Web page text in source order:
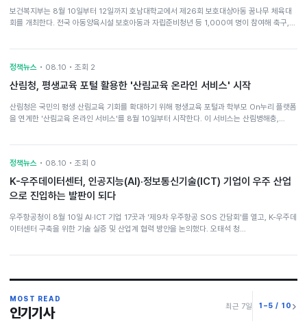
보건복지부는 8월 10일부터 12일까지 호남대학교에서 제26회 보호대상아동 꿈나무 체육대
회를 개최한다. 전국 아동양육시설 보호아동과 자립준비청년 등 1,000여 명이 참여해 축구,…
정책뉴스 • 08.10 • 조회 2
산림청, 평생교육 포털 활용한 '산림교육 온라인 서비스' 시작
산림청은 국민의 평생 산림교육 기회를 확대하기 위해 평생교육 포털과 학부모 On누리 플랫폼
을 연계한 '산림교육 온라인 서비스'를 8월 10일부터 시작한다. 이 서비스는 산림병해충,…
정책뉴스 • 08.10 • 조회 0
K-우주데이터센터, 인공지능(AI)·정보통신기술(ICT) 기업이 우주 산업
으로 진입하는 발판이 되다
우주항공청이 8월 10일 AI·ICT 기업 17곳과 '제9차 우주항공 SOS 간담회'를 열고, K-우주데
이터센터 구축을 위한 기술 실증 및 산업계 협력 방안을 논의했다. 오태석 청…
MOST READ
인기기사 최근 7일 1–5 / 10